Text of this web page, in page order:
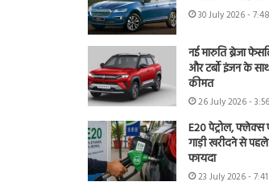
30 July 2026 -
नई मारुति ब्रेजा
और टर्बो इंजन के
कीमत
26 July 2026 -
E20 पेट्रोल, फ्लेक्स
गाड़ी खरीदने से
फायदा
23 July 2026 -